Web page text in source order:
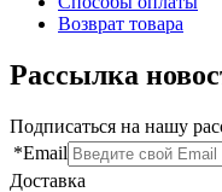
Возврат товара
Рассылка
Подписаться на нашу
*Email
Доставка